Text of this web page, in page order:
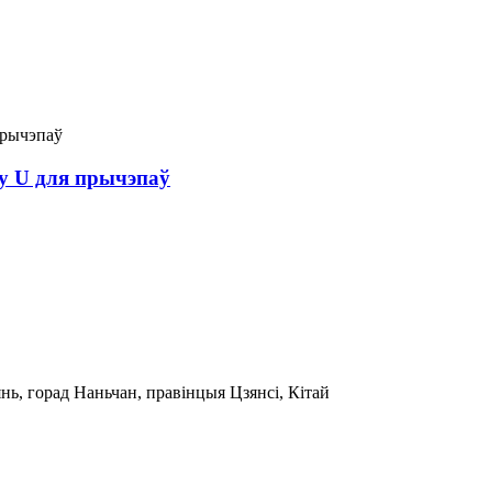
U для прычэпаў
горад Наньчан, правінцыя Цзянсі, Кітай